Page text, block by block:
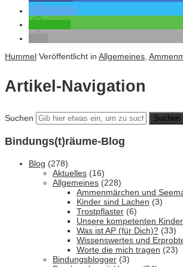
Hummel Veröffentlicht in Allgemeines,
Artikel-Navigation
Suchen
Bindungs(t)räume-Blog
Blog (278)
Aktuelles (16)
Allgemeines (228)
Ammenmärchen und
Kinder sind Lachen (3)
Trostpflaster (6)
Unsere kompetenten Kinder
Was ist AP (für Dich)? (33)
Wissenswertes und
Worte die mich tragen (23)
Bindungsblogger (3)